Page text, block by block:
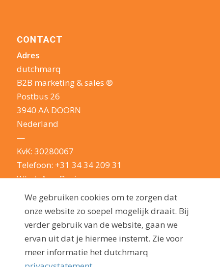
CONTACT
Adres
dutchmarq
B2B marketing & sales ®
Postbus 26
3940 AA DOORN
Nederland
—
KvK: 30280067
Telefoon: +31 34 34 209 31
WhatsApp Business
E-mail:
info@dutchmarq.nl
We houden van een geintje. Maar nemen je
privacy erg serieus: lees hier onze
privacyverklaring
We gebruiken cookies om te zorgen dat
onze website zo soepel mogelijk draait. Bij
verder gebruik van de website, gaan we
ervan uit dat je hiermee instemt. Zie voor
meer informatie het dutchmarq